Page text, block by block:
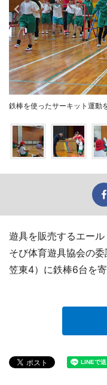
鉄棒を使ったサーキット運動
遊具を販売するエー
そび体育遊具協会の
笠東4）に鉄棒6台を